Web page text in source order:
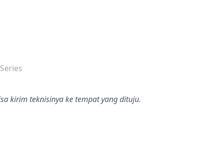
kirim teknisinya ke tempat yang dituju.